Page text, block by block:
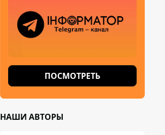
ПОСМОТРЕТЬ
НАШИ АВТОРЫ